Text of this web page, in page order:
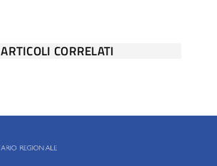
ARTICOLI CORRELATI